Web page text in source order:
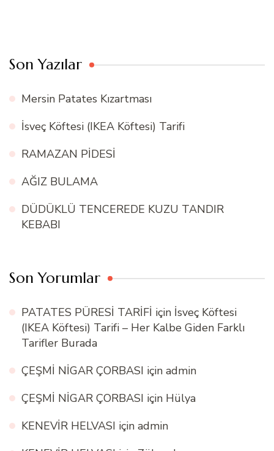
Son Yazılar
Mersin Patates Kızartması
İsveç Köftesi (IKEA Köftesi) Tarifi
RAMAZAN PİDESİ
AĞIZ BULAMA
DÜDÜKLÜ TENCEREDE KUZU TANDIR
KEBABI
Son Yorumlar
PATATES PÜRESİ TARİFİ için İsveç Köftesi
(IKEA Köftesi) Tarifi – Her Kalbe Giden Farklı
Tarifler Burada
ÇEŞMİ NİGAR ÇORBASI için admin
ÇEŞMİ NİGAR ÇORBASI için Hülya
KENEVİR HELVASI için admin